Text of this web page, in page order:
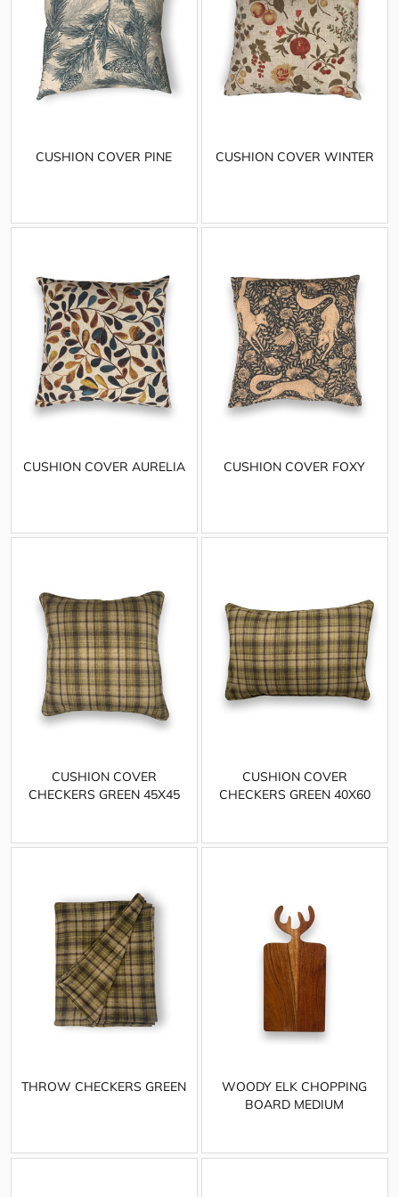
CUSHION COVER PINE CUSHION COVER WINTER
CUSHION COVER AURELIA CUSHION COVER FOXY
CUSHION COVER
CHECKERS GREEN 45X45
CUSHION COVER
CHECKERS GREEN 40X60
THROW CHECKERS GREEN
WOODY ELK CHOPPING
BOARD MEDIUM